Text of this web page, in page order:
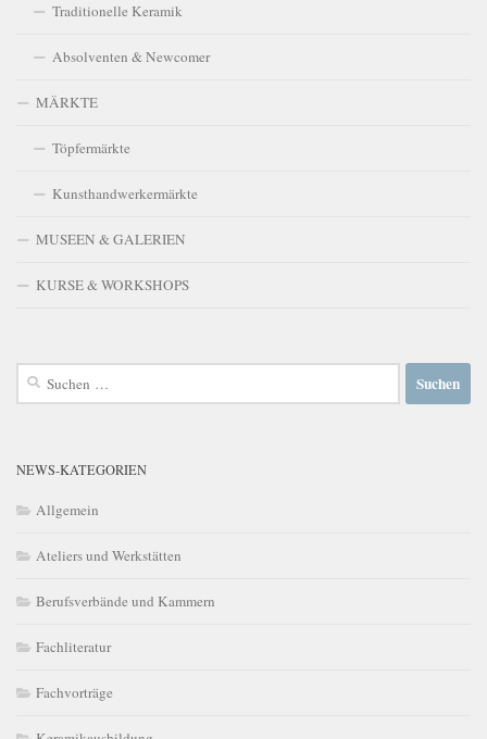
Traditionelle Keramik
Absolventen & Newcomer
MÄRKTE
Töpfermärkte
Kunsthandwerkermärkte
MUSEEN & GALERIEN
KURSE & WORKSHOPS
Suchen
NEWS-KATEGORIEN
Allgemein
Ateliers und Werkstätten
Berufsverbände und Kammern
Fachliteratur
Fachvorträge